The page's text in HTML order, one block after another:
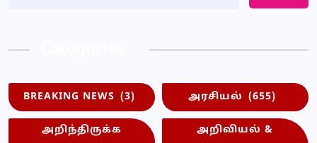
BREAKING NEWS (3) அரசியல் (655)
அறிந்திருக்க
அறிவியல் &